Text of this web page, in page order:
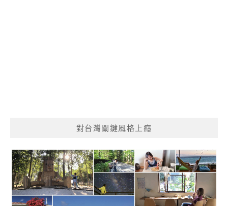
對台灣關鍵風格上癮